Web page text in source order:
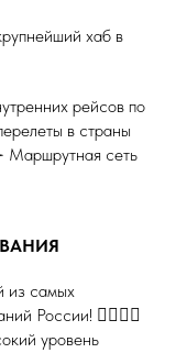
хаб в
рейсов по
в страны
Маршрутная сеть
из самых
России! 👨‍✈️👩‍✈️
уровень